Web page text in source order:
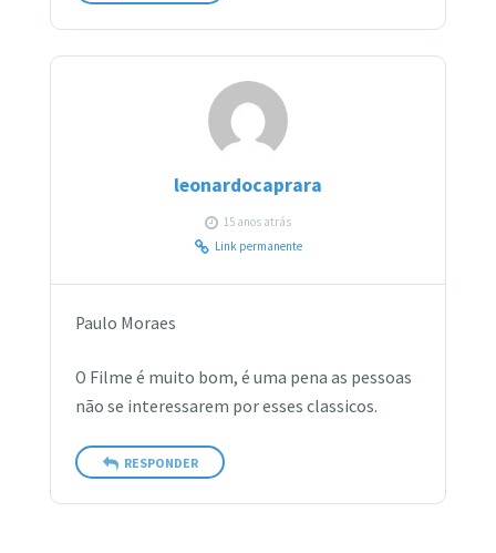
leonardocaprara
15 anos atrás
Link permanente
Paulo Moraes
O Filme é muito bom, é uma pena as pessoas
não se interessarem por esses classicos.
RESPONDER